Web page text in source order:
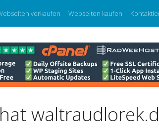
verkaufen Webseiten kaufen